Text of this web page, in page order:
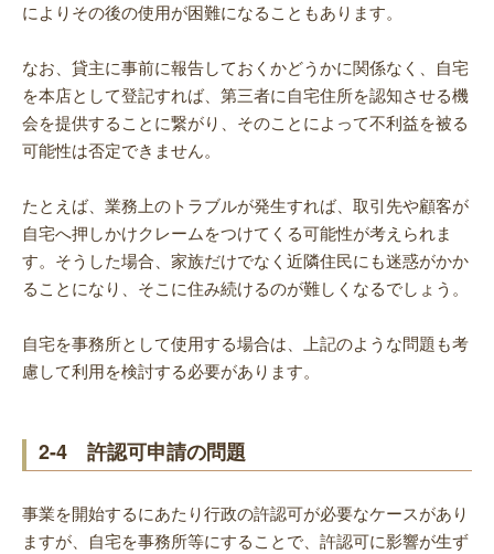
によりその後の使用が困難になることもあります。
なお、貸主に事前に報告しておくかどうかに関係なく、自宅
を本店として登記すれば、第三者に自宅住所を認知させる機
会を提供することに繋がり、そのことによって不利益を被る
可能性は否定できません。
たとえば、業務上のトラブルが発生すれば、取引先や顧客が
自宅へ押しかけクレームをつけてくる可能性が考えられま
す。そうした場合、家族だけでなく近隣住民にも迷惑がかか
ることになり、そこに住み続けるのが難しくなるでしょう。
自宅を事務所として使用する場合は、上記のような問題も考
慮して利用を検討する必要があります。
2-4 許認可申請の問題
事業を開始するにあたり行政の許認可が必要なケースがあり
ますが、自宅を事務所等にすることで、許認可に影響が生ず